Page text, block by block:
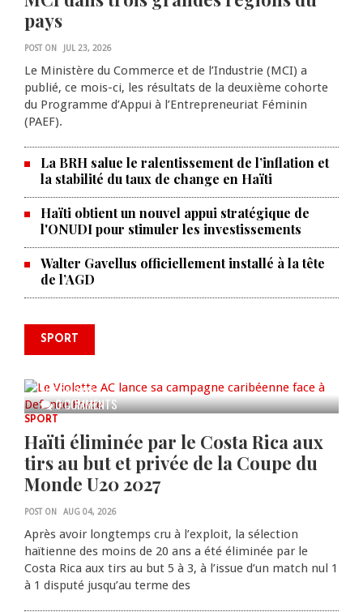
pays
POST ON JUL 23, 2026
Le Ministère du Commerce et de l’Industrie (MCI) a
publié, ce mois-ci, les résultats de la deuxième cohorte
du Programme d’Appui à l’Entrepreneuriat Féminin
(PAEF).
La BRH salue le ralentissement de l’inflation et
la stabilité du taux de change en Haïti
Haïti obtient un nouvel appui stratégique de
l'ONUDI pour stimuler les investissements
Walter Gavellus officiellement installé à la tête
de l’AGD
SPORT
0 COMMENTS
Le Violette AC lance sa campagne
AUG 04, 2026
SPORT
Haïti éliminée par le Costa Rica aux
tirs au but et privée de la Coupe du
Monde U20 2027
POST ON AUG 04, 2026
Après avoir longtemps cru à l’exploit, la sélection
haïtienne des moins de 20 ans a été éliminée par le
Costa Rica aux tirs au but 5 à 3, à l’issue d’un match nul 1
à 1 disputé jusqu’au terme des